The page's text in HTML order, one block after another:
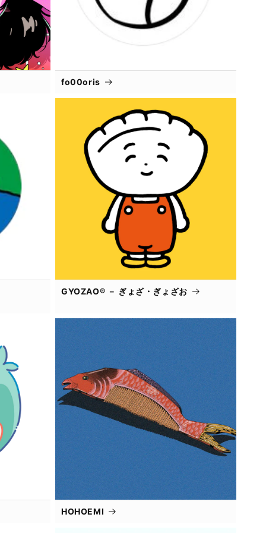
fo00oris
GYOZAO® － ぎょざ・ぎょざお
HOHOEMI